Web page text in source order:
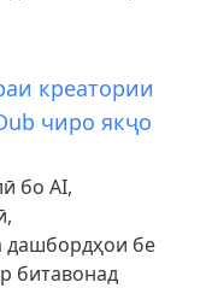
креатории
чиро якҷо
бо AI,
дашбордҳои бе
битавонад